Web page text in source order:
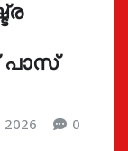
പാസ്
2026 0